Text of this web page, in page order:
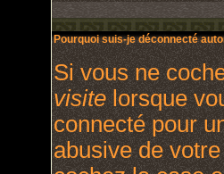
Pourquoi suis-je déconnecté
Si vous ne
visitelorsque
connecté pour
abusive de